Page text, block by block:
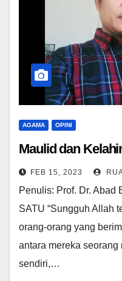
AGAMA OPINI
Maulid dan
FEB 15, 2023
Penulis: Prof. Dr. Abad
SATU “Sungguh Allah
orang-orang yang
antara mereka
sendiri,…